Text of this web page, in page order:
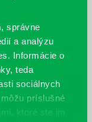
správne
a analýzu
Informácie o
teda
sociálnych
príslušné
ktoré ste im